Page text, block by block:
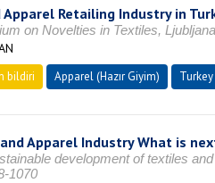
Retailing Industry in
on Novelties in Textiles,
bildiri Apparel (Hazır Giyim)
Apparel Industry What is
development of textiles
1070